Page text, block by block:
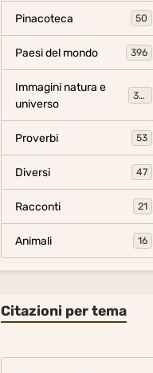
Pinacoteca 50
Paesi del mondo 396
Immagini natura e
universo
306
Proverbi 53
Diversi 47
Racconti 21
Animali 16
Citazioni per tema